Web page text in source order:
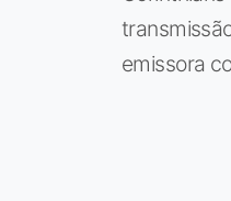
emissora